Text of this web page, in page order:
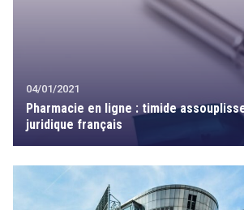
04/01/2021
Pharmacie en ligne : timide
juridique français